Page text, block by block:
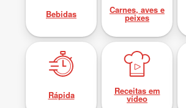
Bebidas Carnes, aves e
peixes
Rápida Receitas em
vídeo